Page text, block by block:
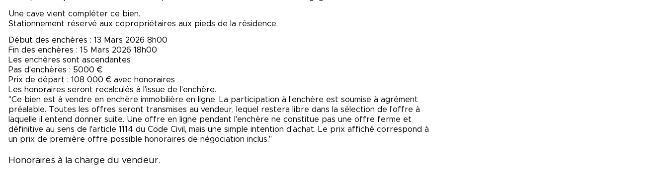
Une cave vient compléter ce bien.
Stationnement réservé aux copropriétaires aux pieds de la résidence.
Début des enchères : 13 Mars 2026 8h00
Fin des enchères : 15 Mars 2026 18h00
Les enchères sont ascendantes
Pas d'enchères : 5000 €
Prix de départ : 108 000 € avec honoraires
Les honoraires seront recalculés à l'issue de l'enchère.
"Ce bien est à vendre en enchère immobilière en ligne. La participation à l'enchère est soumise à agrément
préalable. Toutes les offres seront transmises au vendeur, lequel restera libre dans la sélection de l'offre à
laquelle il entend donner suite. Une offre en ligne pendant l'enchère ne constitue pas une offre ferme et
définitive au sens de l'article 1114 du Code Civil, mais une simple intention d'achat. Le prix affiché correspond à
un prix de première offre possible honoraires de négociation inclus."
Honoraires à la charge du vendeur.